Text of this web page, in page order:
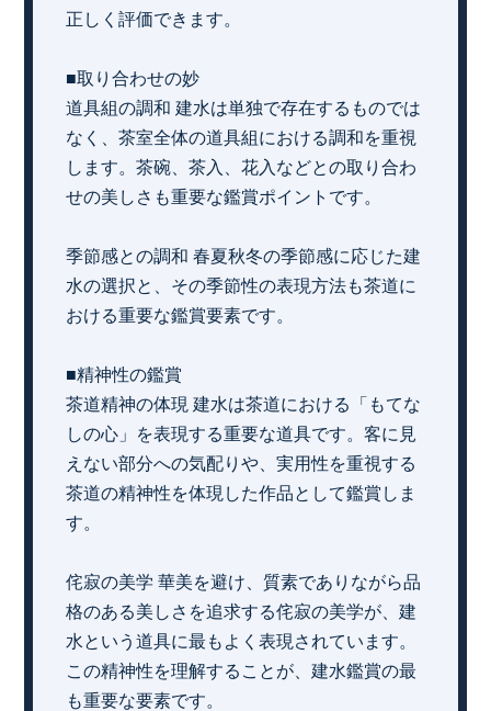
正しく評価できます。
■取り合わせの妙
道具組の調和 建水は単独で存在するものでは
なく、茶室全体の道具組における調和を重視
します。茶碗、茶入、花入などとの取り合わ
せの美しさも重要な鑑賞ポイントです。
季節感との調和 春夏秋冬の季節感に応じた建
水の選択と、その季節性の表現方法も茶道に
おける重要な鑑賞要素です。
■精神性の鑑賞
茶道精神の体現 建水は茶道における「もてな
しの心」を表現する重要な道具です。客に見
えない部分への気配りや、実用性を重視する
茶道の精神性を体現した作品として鑑賞しま
す。
侘寂の美学 華美を避け、質素でありながら品
格のある美しさを追求する侘寂の美学が、建
水という道具に最もよく表現されています。
この精神性を理解することが、建水鑑賞の最
も重要な要素です。